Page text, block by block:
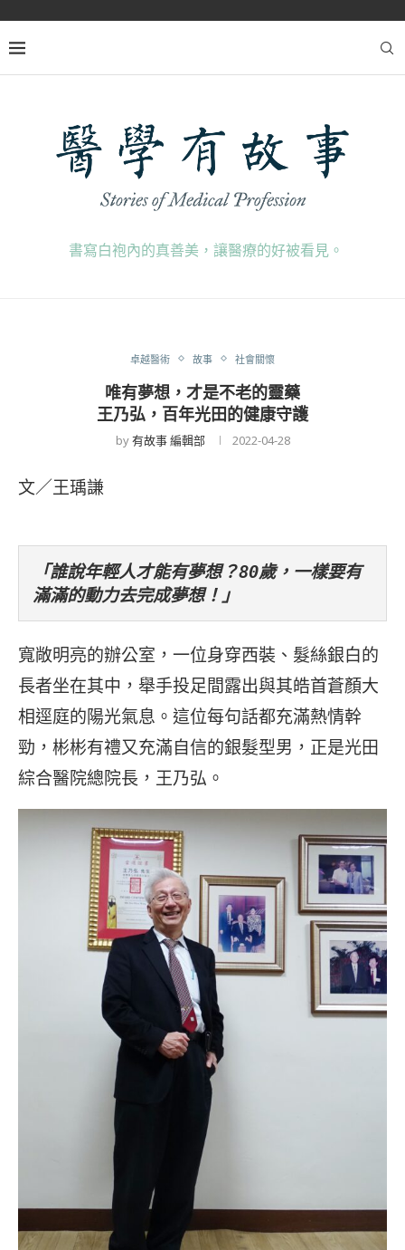
書寫白袍內的真善美，讓醫療的好被看見。
卓越醫術 故事 社會關懷
唯有夢想，才是不老的靈藥
王乃弘，百年光田的健康守護
by有故事 編輯部 2022-04-28
文／王瑀謙
「誰說年輕人才能有夢想？80歲，一樣要有
滿滿的動力去完成夢想！」
寬敞明亮的辦公室，一位身穿西裝、髮絲銀白的
長者坐在其中，舉手投足間露出與其皓首蒼顏大
相逕庭的陽光氣息。這位每句話都充滿熱情幹
勁，彬彬有禮又充滿自信的銀髮型男，正是光田
綜合醫院總院長，王乃弘。